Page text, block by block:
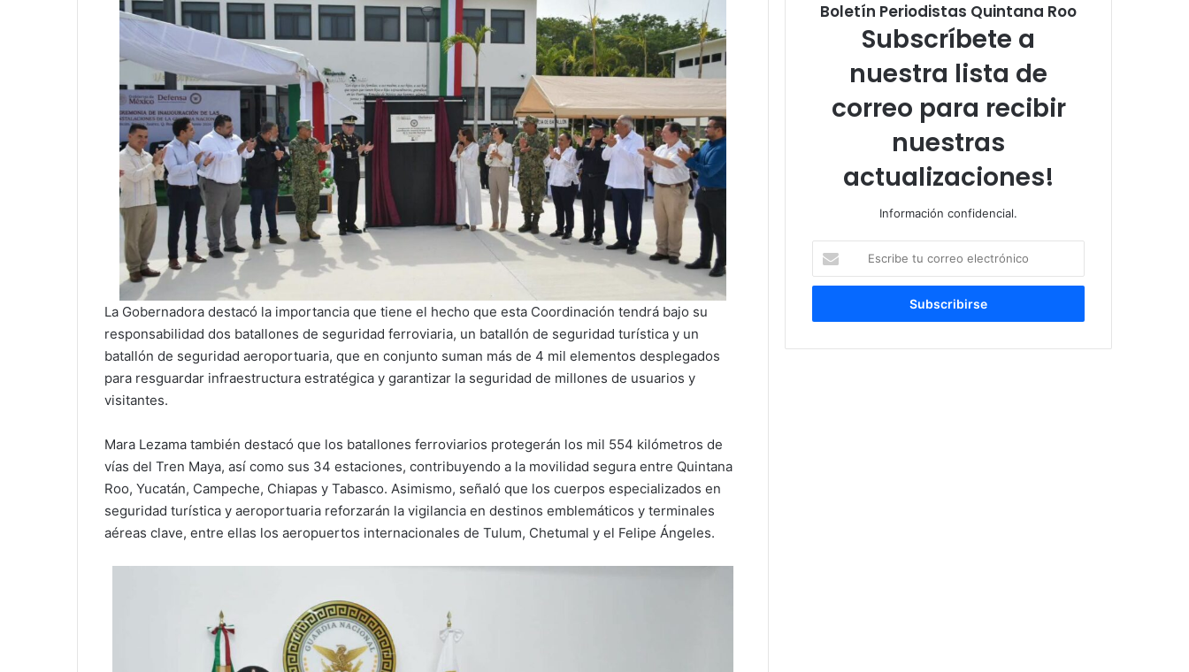
La Gobernadora destacó la importancia que tiene el hecho que esta Coordinación tendrá bajo su
responsabilidad dos batallones de seguridad ferroviaria, un batallón de seguridad turística y un
batallón de seguridad aeroportuaria, que en conjunto suman más de 4 mil elementos desplegados
para resguardar infraestructura estratégica y garantizar la seguridad de millones de usuarios y
visitantes.
Mara Lezama también destacó que los batallones ferroviarios protegerán los mil 554 kilómetros de
vías del Tren Maya, así como sus 34 estaciones, contribuyendo a la movilidad segura entre Quintana
Roo, Yucatán, Campeche, Chiapas y Tabasco. Asimismo, señaló que los cuerpos especializados en
seguridad turística y aeroportuaria reforzarán la vigilancia en destinos emblemáticos y terminales
aéreas clave, entre ellas los aeropuertos internacionales de Tulum, Chetumal y el Felipe Ángeles.
Boletín Periodistas Quintana Roo
Subscríbete a
nuestra lista de
correo para recibir
nuestras
actualizaciones!
Información confidencial.
tu
correo